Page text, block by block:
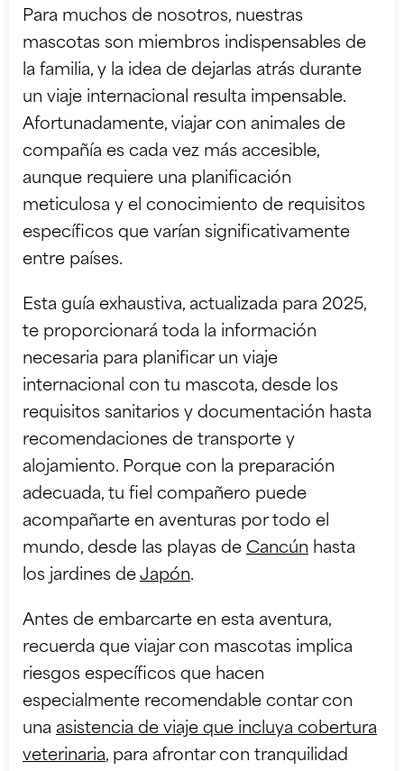
Para muchos de nosotros, nuestras
mascotas son miembros indispensables de
la familia, y la idea de dejarlas atrás durante
un viaje internacional resulta impensable.
Afortunadamente, viajar con animales de
compañía es cada vez más accesible,
aunque requiere una planificación
meticulosa y el conocimiento de requisitos
específicos que varían significativamente
entre países.
Esta guía exhaustiva, actualizada para 2025,
te proporcionará toda la información
necesaria para planificar un viaje
internacional con tu mascota, desde los
requisitos sanitarios y documentación hasta
recomendaciones de transporte y
alojamiento. Porque con la preparación
adecuada, tu fiel compañero puede
acompañarte en aventuras por todo el
mundo, desde las playas de Cancún hasta
los jardines de Japón.
Antes de embarcarte en esta aventura,
recuerda que viajar con mascotas implica
riesgos específicos que hacen
especialmente recomendable contar con
una asistencia de viaje que incluya cobertura
veterinaria, para afrontar con tranquilidad